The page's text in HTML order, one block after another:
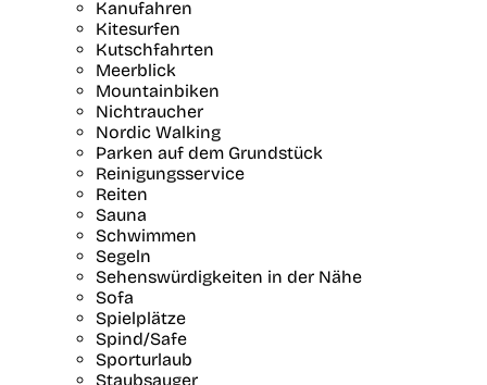
Kanufahren
Kitesurfen
Kutschfahrten
Meerblick
Mountainbiken
Nichtraucher
Nordic Walking
Parken auf dem Grundstück
Reinigungsservice
Reiten
Sauna
Schwimmen
Segeln
Sehenswürdigkeiten in der Nähe
Sofa
Spielplätze
Spind/Safe
Sporturlaub
Staubsauger